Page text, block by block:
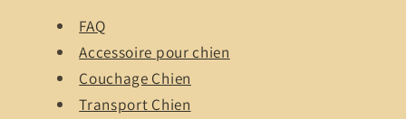
FAQ
Accessoire pour chien
Couchage Chien
Transport Chien